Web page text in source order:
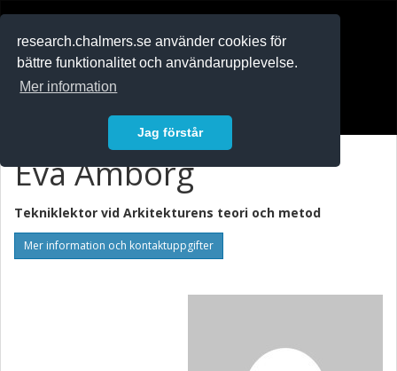
research.chalmers.se använder cookies för
bättre funktionalitet och användarupplevelse.
Mer information
Jag förstår
Eva Amborg
Tekniklektor vid Arkitekturens teori och metod
Mer information och kontaktuppgifter